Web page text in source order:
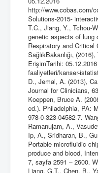
http://www.cobas.com/
Solutions-2015-
T.C., Jiang, Y., Tchou-
genetic aspects of lung
Respiratory and Critical
SağlıkBakanlığı,
ErişimTarihi:
faaliyetleri/kanser-
D., Jemal, A. (2013),
Journal for Clinicians,
Koeppen, Bruce A.
ed.). Philadelphia, PA:
978-0-323-04582-7.
Ramanujam, A.,
Ip, A., Sridharan, B.,
Portable microfluidic
produce and blood,
7, sayfa 2591 – 2600.
Liang, G.T., Chen, B.,